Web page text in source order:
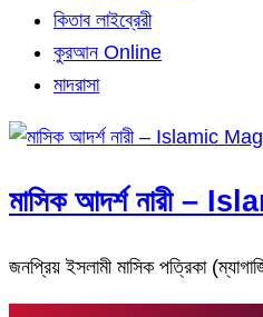
কিতাব লাইব্রেরী
কুরআন Online
মাদরাসা
মাসিক আদর্শ নারী –
জনপ্রিয় ইসলামী মাসিক পত্রিকা